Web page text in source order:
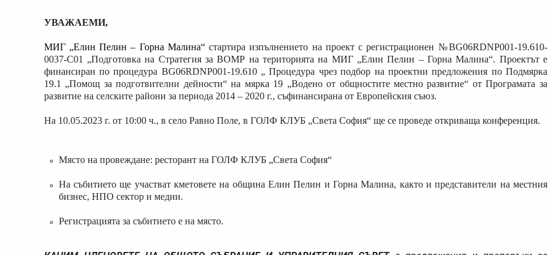
УВАЖАЕМИ,
МИГ „Елин Пелин – Горна Малина“стартира изпълнението на проект с регистрационен №BG06RDNP001-19.610-
0037-C01 „Подготовка на Стратегия за ВОМР на територията на МИГ „Елин Пелин – Горна Малина“. Проектът е
финансиран по процедура BG06RDNP001-19.610 „ Процедура чрез подбор на проектни предложения по Подмярка
19.1 „Помощ за подготвителни дейности“ на мярка 19 „Водено от общностите местно развитие“ от Програмата за
развитие на селските райони за периода 2014 – 2020 г., съфинансирана от Европейския съюз.
На 10.05.2023 г. от 10:00 ч., в село Равно Поле, в ГОЛФ КЛУБ „Света София“ ще се проведе откриваща конференция.
Място на провеждане: ресторант на ГОЛФ КЛУБ „Света София“
На събитието ще участват кметовете на община Елин Пелин и Горна Малина, както и представители на местния
бизнес, НПО сектор и медии.
Регистрацията за събитието е на място.